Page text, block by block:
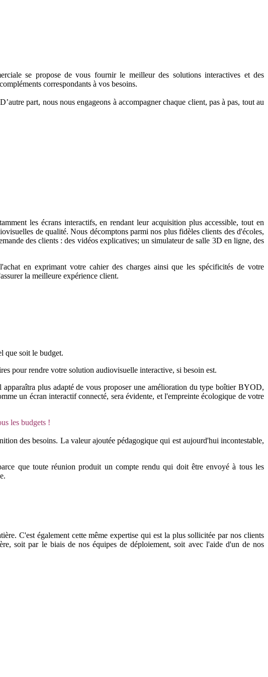
se propose de vous fournir le meilleur des solutions interactives et des
correspondants à vos besoins.
part, nous nous engageons à accompagner chaque client, pas à pas, tout au
les écrans interactifs, en rendant leur acquisition plus accessible, tout en
de qualité. Nous décomptons parmi nos plus fidèles clients des d'écoles,
des clients : des vidéos explicatives; un simulateur de salle 3D en ligne, des
en exprimant votre cahier des charges ainsi que les spécificités de votre
la meilleure expérience client.
que soit le budget.
pour rendre votre solution audiovisuelle interactive, si besoin est.
plus adapté de vous proposer une amélioration du type boîtier BYOD,
un écran interactif connecté, sera évidente, et l'empreinte écologique de votre
les budgets !
des besoins. La valeur ajoutée pédagogique qui est aujourd'hui incontestable,
que toute réunion produit un compte rendu qui doit être envoyé à tous les
C'est également cette même expertise qui est la plus sollicitée par nos clients
soit par le biais de nos équipes de déploiement, soit avec l'aide d'un de nos